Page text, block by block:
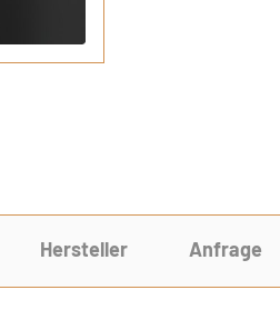
Hersteller Anfrage